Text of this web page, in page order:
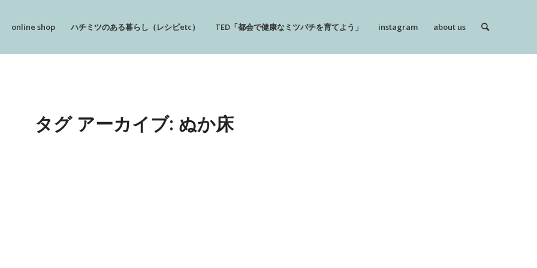
online shop ハチミツのある暮らし（レシピetc） TED「都会で健康なミツバチを育てよう」 instagram about us
タグ アーカイブ: ぬか床